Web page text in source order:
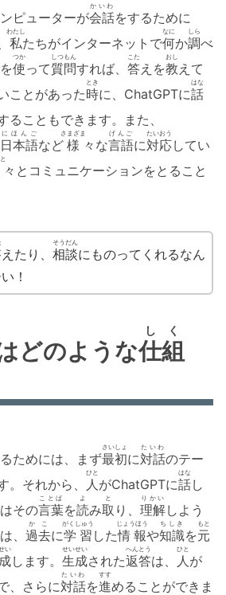
ピューターが会話
かいわ
をするために
私
わたし
たちがインターネットで何
なに
か調
しら
べ
使
つか
って質問
しつもん
すれば、 答
こた
えを教
おし
えて
ことがあった時
とき
に、ChatGPTに話
はな
ることもできます。また、
日本語
にほんご
など 様
さまざま
々な言語
げんご
に対応
たいおう
してい
々とコミュニケーションをとること
えたり、 相談
そうだん
にものってくれるなん
！
どのような仕組
しく
ためには、まず最初
さいしょ
に対話
たいわ
のテー
。それから、 人
ひと
がChatGPTに話
はな
し
その言葉
ことば
を読
よ
み取
と
り、 理解
りかい
しよう
、 過去
かこ
に学習
がくしゅう
した情報
じょうほう
や知識
ちしき
を元
もと
い
します。 生成
せいせい
された返答
へんとう
は、 人
ひと
が
、さらに対話
たいわ
を進
すす
めることができま